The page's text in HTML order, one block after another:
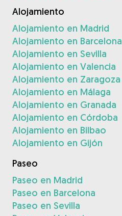
Alojamiento
Alojamiento en Madrid
Alojamiento en Barcelona
Alojamiento en Sevilla
Alojamiento en Valencia
Alojamiento en Zaragoza
Alojamiento en Málaga
Alojamiento en Granada
Alojamiento en Córdoba
Alojamiento en Bilbao
Alojamiento en Gijón
Paseo
Paseo en Madrid
Paseo en Barcelona
Paseo en Sevilla